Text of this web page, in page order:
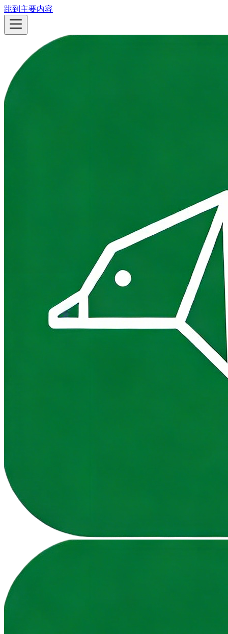
跳到主要内容